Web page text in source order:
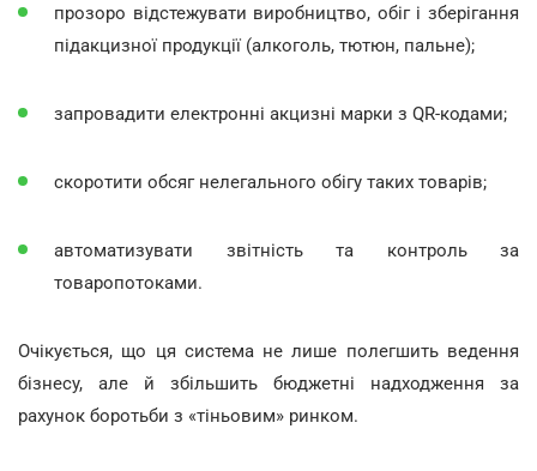
прозоро відстежувати виробництво, обіг і зберігання
підакцизної продукції (алкоголь, тютюн, пальне);
запровадити електронні акцизні марки з QR-кодами;
скоротити обсяг нелегального обігу таких товарів;
автоматизувати звітність та контроль за
товаропотоками.
Очікується, що ця система не лише полегшить ведення
бізнесу, але й збільшить бюджетні надходження за
рахунок боротьби з «тіньовим» ринком.